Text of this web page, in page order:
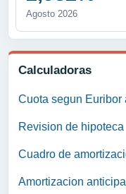
Agosto 2026
Calculadoras
Cuota segun Euribor
Revision de hipoteca
Cuadro de
Amortizacion